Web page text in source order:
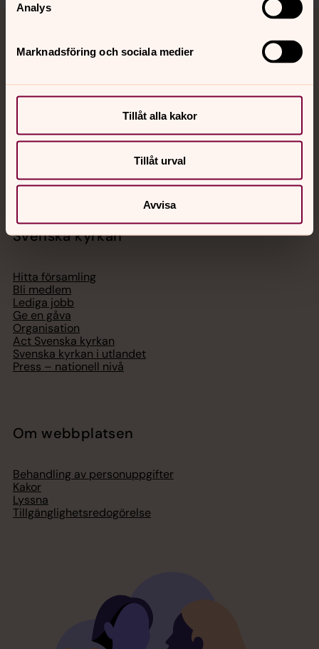
Analys
Marknadsföring och sociala medier
Tillåt alla kakor
Tillåt urval
Avvisa
med en präst på kvällar och nätter.
Chatt
Svenska kyrkan
Hitta församling
Bli medlem
Lediga jobb
Ge en gåva
Organisation
Act Svenska kyrkan
Svenska kyrkan i utlandet
Press – nationell nivå
Om webbplatsen
Behandling av personuppgifter
Kakor
Lyssna
Tillgänglighetsredogörelse